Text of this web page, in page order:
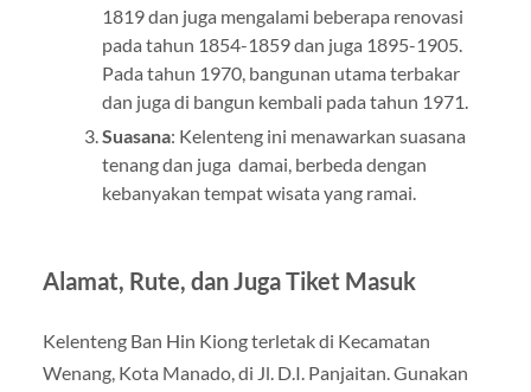
1819 dan juga mengalami beberapa renovasi
pada tahun 1854-1859 dan juga 1895-1905.
Pada tahun 1970, bangunan utama terbakar
dan juga di bangun kembali pada tahun 1971.
Suasana: Kelenteng ini menawarkan suasana
tenang dan juga damai, berbeda dengan
kebanyakan tempat wisata yang ramai.
Alamat, Rute, dan Juga Tiket Masuk
Kelenteng Ban Hin Kiong terletak di Kecamatan
Wenang, Kota Manado, di Jl. D.I. Panjaitan. Gunakan